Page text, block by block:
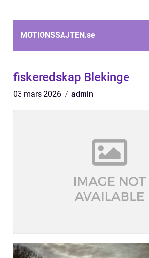
MOTIONSSAJTEN.se
fiskeredskap Blekinge
03 mars 2026 admin